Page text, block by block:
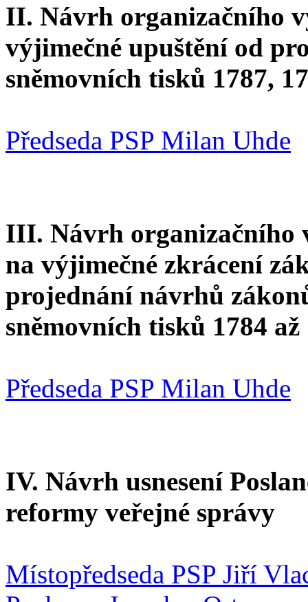
II. Návrh organizačního
výjimečné upuštění od
sněmovních tisků 1787,
Předseda PSP Milan Uhde
III. Návrh organizačního
na výjimečné zkrácení
projednání návrhů
sněmovních tisků 1784 až
Předseda PSP Milan Uhde
IV. Návrh usnesení
reformy veřejné správy
Místopředseda PSP Jiří